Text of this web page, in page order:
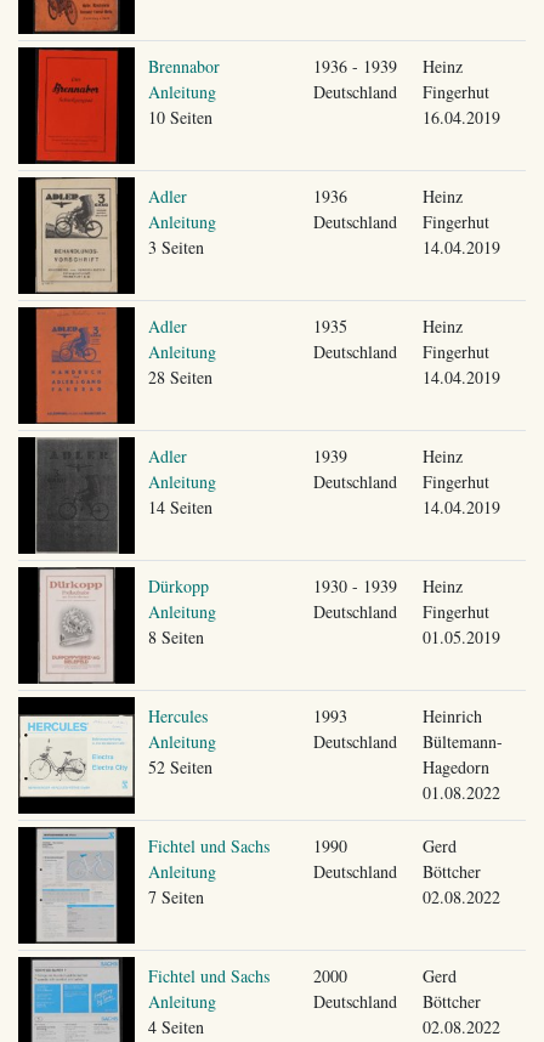
Brennabor
Anleitung
10 Seiten
1936 - 1939
Deutschland
Heinz
Fingerhut
16.04.2019
Adler
Anleitung
3 Seiten
1936
Deutschland
Heinz
Fingerhut
14.04.2019
Adler
Anleitung
28 Seiten
1935
Deutschland
Heinz
Fingerhut
14.04.2019
Adler
Anleitung
14 Seiten
1939
Deutschland
Heinz
Fingerhut
14.04.2019
Dürkopp
Anleitung
8 Seiten
1930 - 1939
Deutschland
Heinz
Fingerhut
01.05.2019
Hercules
Anleitung
52 Seiten
1993
Deutschland
Heinrich
Bültemann-
Hagedorn
01.08.2022
Fichtel und Sachs
Anleitung
7 Seiten
1990
Deutschland
Gerd
Böttcher
02.08.2022
Fichtel und Sachs
Anleitung
4 Seiten
2000
Deutschland
Gerd
Böttcher
02.08.2022